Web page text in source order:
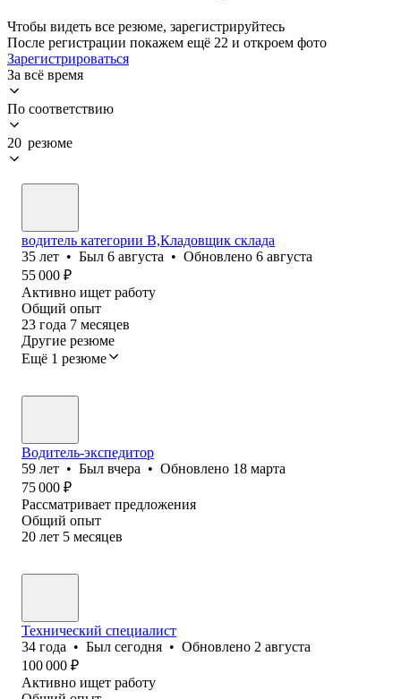
Чтобы видеть все резюме, зарегистрируйтесь
После регистрации покажем ещё 22 и откроем фото
Зарегистрироваться
За всё время
По соответствию
20 резюме
водитель категории В,Кладовщик склада
35 лет • Был 6 августа • Обновлено 6 августа
55 000 ₽
Активно ищет работу
Общий опыт
23 года 7 месяцев
Другие резюме
Ещё 1 резюме
Водитель-экспедитор
59 лет • Был вчера • Обновлено 18 марта
75 000 ₽
Рассматривает предложения
Общий опыт
20 лет 5 месяцев
Технический специалист
34 года • Был сегодня • Обновлено 2 августа
100 000 ₽
Активно ищет работу